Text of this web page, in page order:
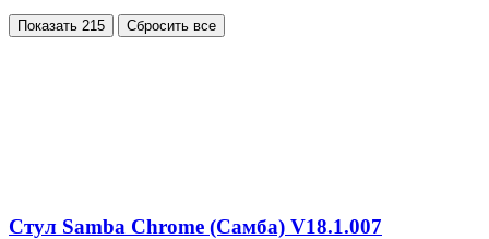
Показать 215 Сбросить все
Стул Samba Chrome (Самба) V18.1.007